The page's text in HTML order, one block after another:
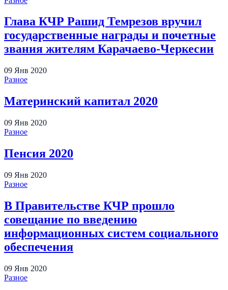
Глава КЧР Рашид Темрезов вручил
государственные награды и почетные
звания жителям Карачаево-Черкесии
09 Янв 2020
Разное
Материнский капитал 2020
09 Янв 2020
Разное
Пенсия 2020
09 Янв 2020
Разное
В Правительстве КЧР прошло
совещание по введению
информационных систем социального
обеспечения
09 Янв 2020
Разное